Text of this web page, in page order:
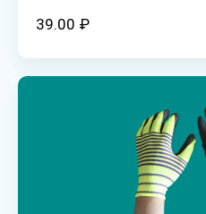
39.00 ₽